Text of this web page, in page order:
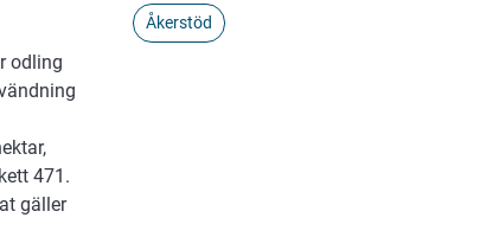
Åkerstöd
odling
471.
gäller